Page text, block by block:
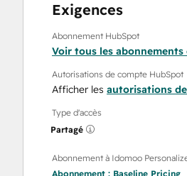
Exigences
Abonnement HubSpot
Voir tous les
Autorisations de compte HubSpot
Afficher les autorisations
Type d'accès
Partagé
Abonnement à Idomoo
Abonnement : Baseline Pricing